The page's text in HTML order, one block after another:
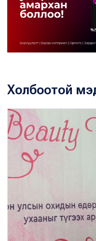
Холбоотой